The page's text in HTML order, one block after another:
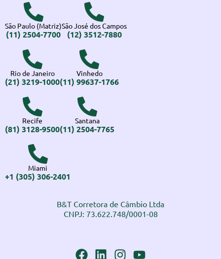
São Paulo (Matriz)
(11) 2504-7700
São José dos Campos
(12) 3512-7880
Rio de Janeiro
(21) 3219-1000
Vinhedo
(11) 99637-1766
Recife
(81) 3128-9500
Santana
(11) 2504-7765
Miami
+1 (305) 306-2401
B&T Corretora de Câmbio Ltda
CNPJ: 73.622.748/0001-08